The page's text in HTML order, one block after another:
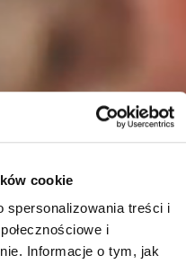
cookie
spersonalizowania treści i
i
Informacje o tym, jak